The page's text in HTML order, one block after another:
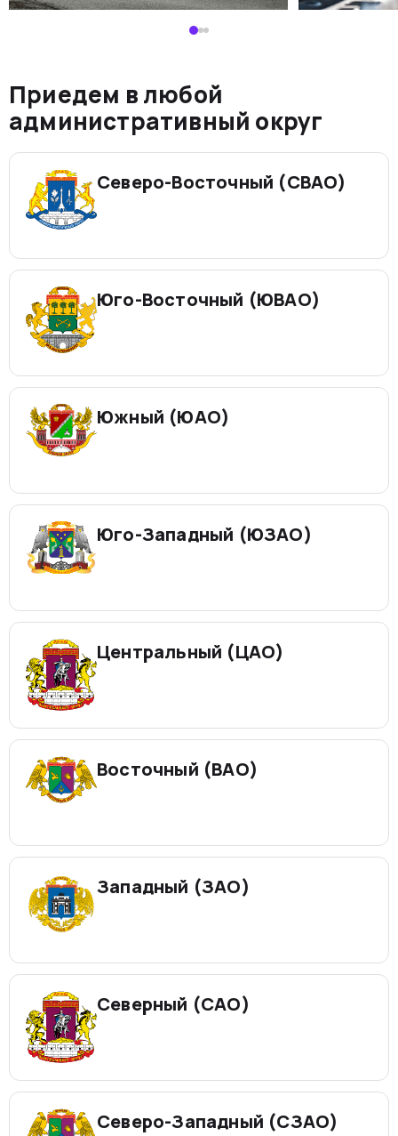
Приедем в любой
административный округ
Северо-Восточный (СВАО)
Юго-Восточный (ЮВАО)
Южный (ЮАО)
Юго-Западный (ЮЗАО)
Центральный (ЦАО)
Восточный (ВАО)
Западный (ЗАО)
Северный (САО)
Северо-Западный (СЗАО)